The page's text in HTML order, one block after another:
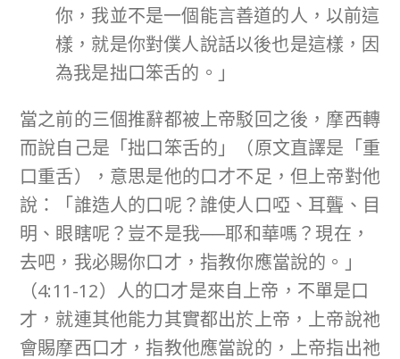
你，我並不是一個能言善道的人，以前這
樣，就是你對僕人說話以後也是這樣，因
為我是拙口笨舌的。」
當之前的三個推辭都被上帝駁回之後，摩西轉
而說自己是「拙口笨舌的」（原文直譯是「重
口重舌），意思是他的口才不足，但上帝對他
說：「誰造人的口呢？誰使人口啞、耳聾、目
明、眼瞎呢？豈不是我──耶和華嗎？現在，
去吧，我必賜你口才，指教你應當說的。」
（4:11-12）人的口才是來自上帝，不單是口
才，就連其他能力其實都出於上帝，上帝說祂
會賜摩西口才，指教他應當說的，上帝指出祂